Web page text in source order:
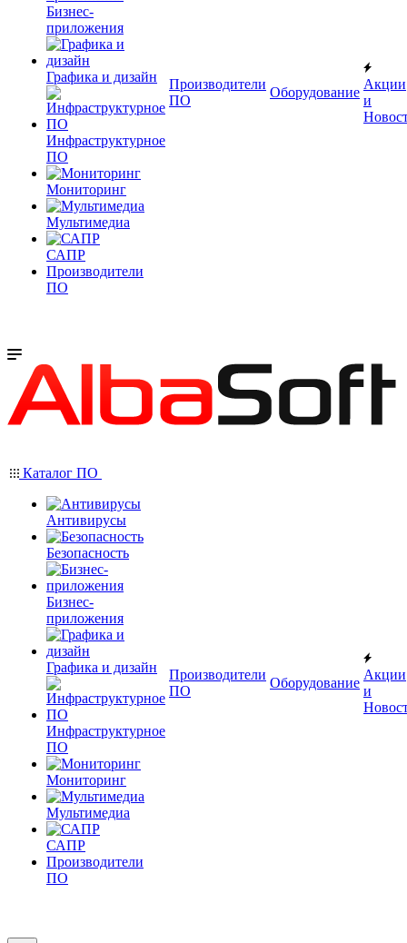
Бизнес-
приложения
Графика и дизайн
Инфраструктурное
ПО
Мониторинг
Мультимедиа
САПР
Производители
ПО
Производители
ПО
Оборудование
Акции
и
Каталог ПО
Антивирусы
Безопасность
Бизнес-
приложения
Графика и дизайн
Инфраструктурное
ПО
Мониторинг
Мультимедиа
САПР
Производители
ПО
Производители
ПО
Оборудование
Акции
и